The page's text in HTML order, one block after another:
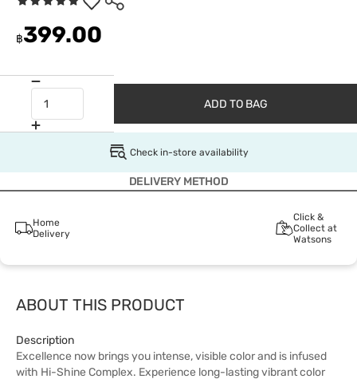
฿399.00
ADD TO BAG
Check in-store availability
DELIVERY METHOD
Home
Delivery
Click &
Collect at
Watsons
ABOUT THIS PRODUCT
Description
Excellence now brings you intense, visible color and is infused
with Hi-Shine Complex. Experience long-lasting vibrant color